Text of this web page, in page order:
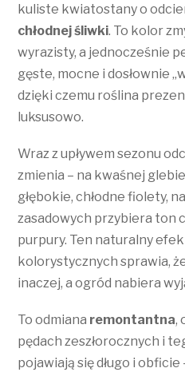
kuliste kwiatostany o
chłodnej śliwki. To kolor
wyrazisty, a jednocześnie
gęste, mocne i dosłownie
dzięki czemu roślina
luksusowo.
Wraz z upływem sezonu
zmienia – na kwaśnej
głębokie, chłodne fiolety,
zasadowych przybiera ton
purpury. Ten naturalny
kolorystycznych sprawia,
inaczej, a ogród nabiera
To odmiana remontantna,
pędach zeszłorocznych i
pojawiają się długo i